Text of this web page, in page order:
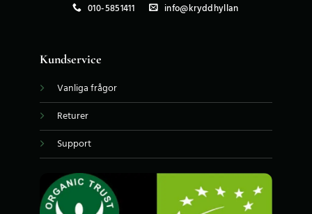
010-5851411 info@kryddhyllan
Kundservice
Vanliga frågor
Returer
Support